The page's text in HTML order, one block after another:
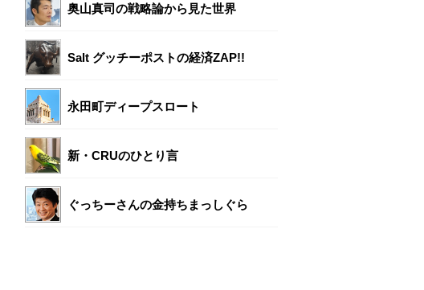
奥山真司の戦略論から見た世界
Salt グッチーポストの経済ZAP!!
永田町ディープスロート
新・CRUのひとり言
ぐっちーさんの金持ちまっしぐら